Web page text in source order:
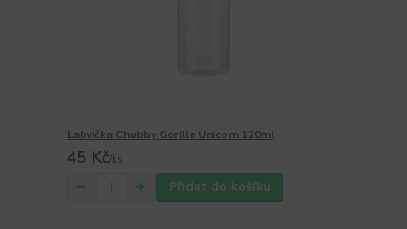
Lahvička Chubby Gorilla Unicorn 120ml
45 Kč/ks
Přidat do košíku